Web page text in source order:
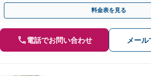
料金表を見る
電話でお問い合わせ メー